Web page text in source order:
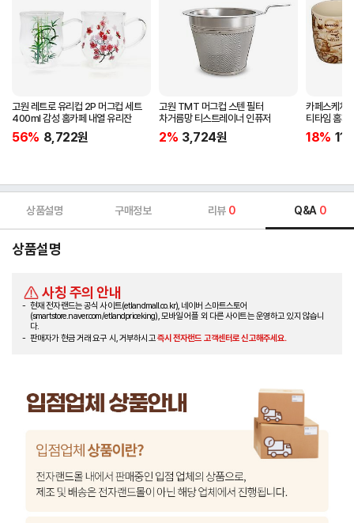
고원 레트로 유리컵 2P 머그컵 세트
400ml 감성 홈카페 내열 유리잔
56% 8,722원
고원 TMT 머그컵 스텐 필터
차거름망 티스트레이너 인퓨저
2% 3,724원
카페스케치
티타임 홈파
18%
상품설명 구매정보 리뷰 0 Q&A 0
상품설명
사칭 주의 안내
현재 전자랜드는 공식 사이트(etlandmall.co.kr), 네이버 스마트스토어
(smartstore.naver.com/etlandpriceking), 모바일 어플 외 다른 사이트는 운영하고 있지 않습니
다.
판매자가 현금 거래 요구 시, 거부하시고즉시 전자랜드 고객센터로 신고해주세요.